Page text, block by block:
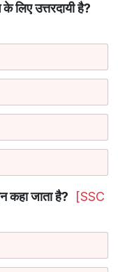
लिए उत्तरदायी है?
कहा जाता है?
[SSC